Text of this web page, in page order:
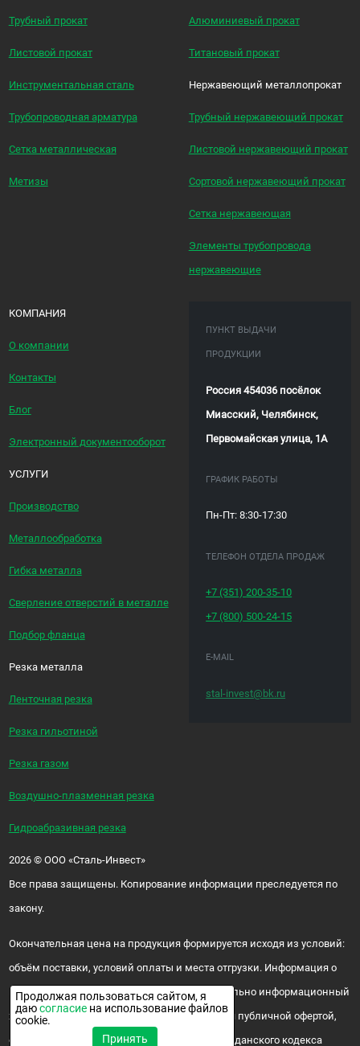
Трубный прокат
Листовой прокат
Инструментальная сталь
Трубопроводная арматура
Сетка металлическая
Метизы
Алюминиевый прокат
Титановый прокат
Нержавеющий металлопрокат
Трубный нержавеющий прокат
Листовой нержавеющий прокат
Сортовой нержавеющий прокат
Сетка нержавеющая
Элементы трубопровода
нержавеющие
КОМПАНИЯ
О компании
Контакты
Блог
Электронный документооборот
УСЛУГИ
Производство
Металлообработка
Гибка металла
Сверление отверстий в металле
Подбор фланца
Резка металла
Ленточная резка
Резка гильотиной
Резка газом
Воздушно-плазменная резка
Гидроабразивная резка
ПУНКТ ВЫДАЧИ
ПРОДУКЦИИ
Россия 454036 посёлок
Миасский, Челябинск,
Первомайская улица, 1А
ГРАФИК РАБОТЫ
Пн-Пт: 8:30-17:30
ТЕЛЕФОН ОТДЕЛА ПРОДАЖ
+7 (351)200-35-10
+7 (800) 500-24-15
E-MAIL
stal-invest@bk.ru
2026 ©ООО «Сталь-Инвест»
Все права защищены. Копирование информации преследуется по
закону.
Окончательная цена на продукция формируется исходя из условий:
объём поставки, условий оплаты и места отгрузки. Информация о
цене и наличии продукции носит исключительно информационный
характер и ни при каких условиях не является публичной офертой,
определяемой положениями ч. 2 ст. 437 Гражданского кодекса
Продолжая пользоваться сайтом, я
даюсогласие на использование файлов
cookie.
Принять